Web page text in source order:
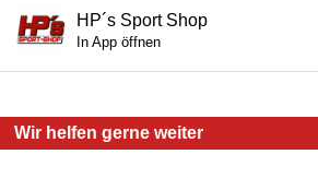
HP´s Sport Shop
In App öffnen
Wir helfen gerne weiter